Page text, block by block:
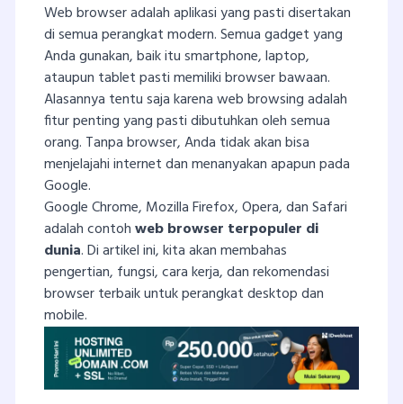
Web browser adalah aplikasi yang pasti disertakan
di semua perangkat modern. Semua gadget yang
Anda gunakan, baik itu smartphone, laptop,
ataupun tablet pasti memiliki browser bawaan.
Alasannya tentu saja karena web browsing adalah
fitur penting yang pasti dibutuhkan oleh semua
orang. Tanpa browser, Anda tidak akan bisa
menjelajahi internet dan menanyakan apapun pada
Google.
Google Chrome, Mozilla Firefox, Opera, dan Safari
adalah contohweb browser terpopuler di
dunia. Di artikel ini, kita akan membahas
pengertian, fungsi, cara kerja, dan rekomendasi
browser terbaik untuk perangkat desktop dan
mobile.